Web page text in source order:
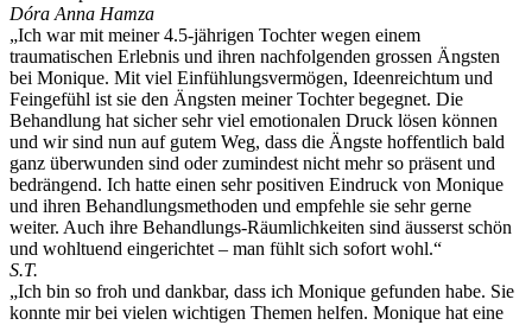
Dóra Anna Hamza
„Ich war mit meiner 4.5-jährigen Tochter wegen einem
traumatischen Erlebnis und ihren nachfolgenden grossen Ängsten
bei Monique. Mit viel Einfühlungsvermögen, Ideenreichtum und
Feingefühl ist sie den Ängsten meiner Tochter begegnet. Die
Behandlung hat sicher sehr viel emotionalen Druck lösen können
und wir sind nun auf gutem Weg, dass die Ängste hoffentlich bald
ganz überwunden sind oder zumindest nicht mehr so präsent und
bedrängend. Ich hatte einen sehr positiven Eindruck von Monique
und ihren Behandlungsmethoden und empfehle sie sehr gerne
weiter. Auch ihre Behandlungs-Räumlichkeiten sind äusserst schön
und wohltuend eingerichtet – man fühlt sich sofort wohl.“
S.T.
„Ich bin so froh und dankbar, dass ich Monique gefunden habe. Sie
konnte mir bei vielen wichtigen Themen helfen. Monique hat eine